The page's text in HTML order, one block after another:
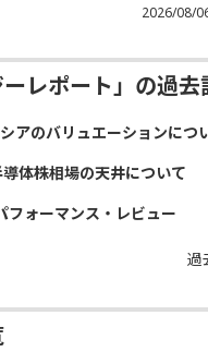
2026/08/
ーレポート」の過
アのバリュエーションに
体株相場の天井について
フォーマンス・レビュー
過